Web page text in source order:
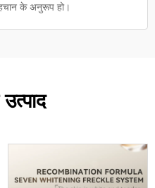
के अनुरूप हो।